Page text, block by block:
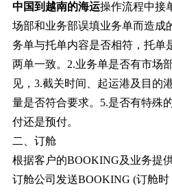
中国到越南的海运操作流程中接
场部和业务部误填业务单而造成
务单与托单内容是否相符，托单
两单一致。2.业务单是否有市场
见，3.截关时间、起运港及目的
量是否符合要求。5.是否有特殊
付还是预付。
二、订舱
根据客户的BOOKING及业务提
订舱公司发送BOOKING (订舱